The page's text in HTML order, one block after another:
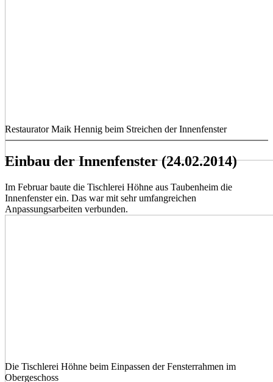
Restaurator Maik Hennig beim Streichen der Innenfenster
Einbau der Innenfenster (24.02.2014)
Im Februar baute die Tischlerei Höhne aus Taubenheim die
Innenfenster ein. Das war mit sehr umfangreichen
Anpassungsarbeiten verbunden.
Die Tischlerei Höhne beim Einpassen der Fensterrahmen im
Obergeschoss